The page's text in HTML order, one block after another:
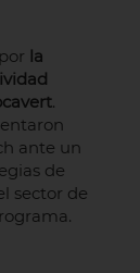
la
.
ante un
de
sector de